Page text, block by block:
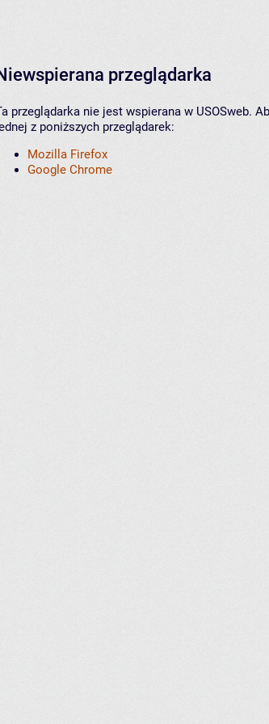
przeglądarka
przeglądarka nie jest wspierana w USOSweb.
z poniższych przeglądarek:
Mozilla Firefox
Google Chrome